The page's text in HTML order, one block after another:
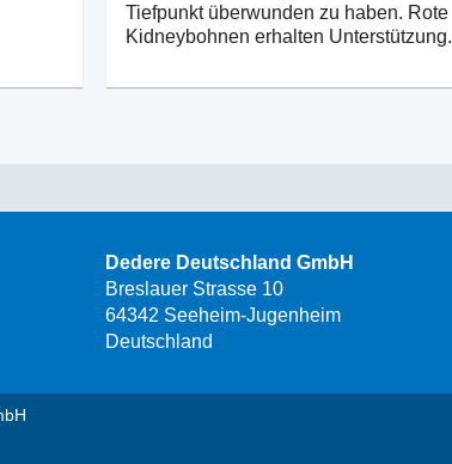
Tiefpunkt überwunden zu haben. Rote
Kidneybohnen erhalten Unterstützung.
Dedere Deutschland GmbH
Breslauer Strasse 10
64342 Seeheim-Jugenheim
Deutschland